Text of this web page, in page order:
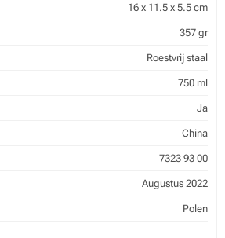
16 x 11.5 x 5.5 cm
357 gr
Roestvrij staal
750 ml
Ja
China
7323 93 00
Augustus 2022
Polen